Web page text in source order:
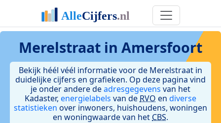
Merelstraat in Amersfoort
Bekijk héél véél informatie voor de Merelstraat in
duidelijke cijfers en grafieken. Op deze pagina vind
je onder andere deadresgegevens van het
Kadaster, energielabels van de RVO en diverse
statistieken over inwoners, huishoudens, woningen
en woningwaarde van het CBS.